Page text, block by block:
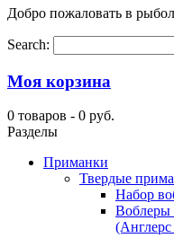
Добро пожаловать в
Search:
Моя корзина
0 товаров - 0 руб.
Разделы
Приманки
Твердые
Набор
Воблеры